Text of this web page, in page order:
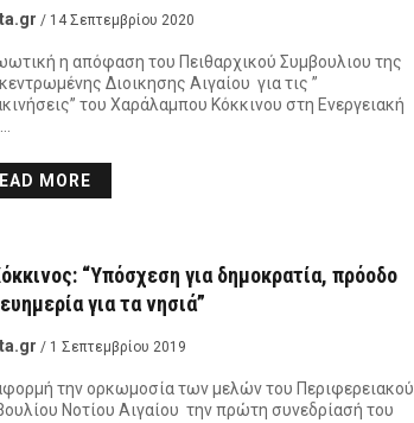
/ 14 Σεπτεμβρίου 2020
η απόφαση του Πειθαρχικού Συμβουλιου της
Διοικησης Αιγαίου για τις ”
του Χαράλαμπου Κόκκινου στη Ενεργειακή
MORE
“Υπόσχεση για δημοκρατία, πρόοδο
για τα νησιά”
/ 1 Σεπτεμβρίου 2019
την ορκωμοσία των μελών του Περιφερειακού
Νοτίου Αιγαίου την πρώτη συνεδρίασή του